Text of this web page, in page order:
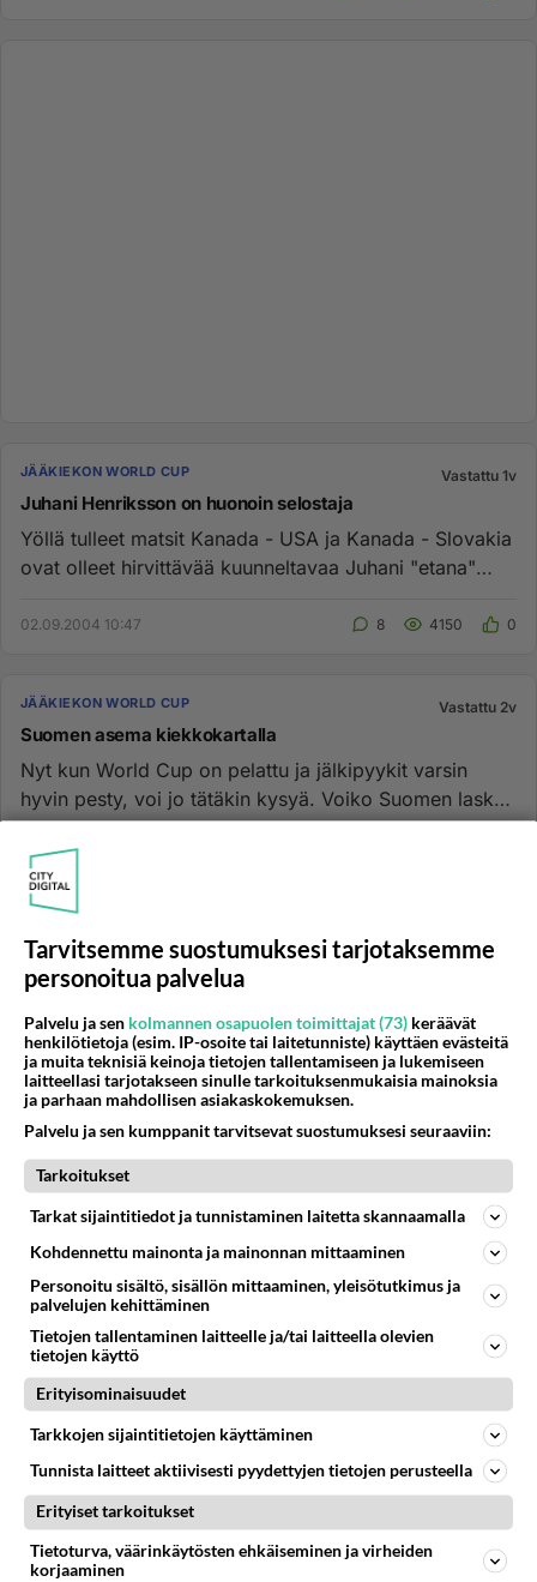
JÄÄKIEKON WORLD CUP Vastattu 1v
Juhani Henriksson on huonoin selostaja
Yöllä tulleet matsit Kanada - USA ja Kanada - Slovakia
ovat olleet hirvittävää kuunneltavaa Juhani "etana"
02.09.2004 10:47 8 4150 0
JÄÄKIEKON WORLD CUP Vastattu 2v
Suomen asema kiekkokartalla
Nyt kun World Cup on pelattu ja jälkipyykit varsin
hyvin pesty, voi jo tätäkin kysyä. Voiko Suomen laskea
jääkiekon suur...
27.09.2004 13:34
Jääkiekon MM-kisat 2023 vapaaehtoiset
akreditointitoimistoon. Kiinnostaisi tietää, että millaista
on olla vap...
mikhasik2000
25.11.2022 13:28
JÄÄKIEKON WORLD CUP Ei vastauksia
Miksi mm-kisoissa ei soiteta käärijän Cha Cha Cha
pätkiä?!!!
Voisitteko nyt soittaa Cha Cha chasta pätkiä siellä?
Täydellinen tunnelman nostatusbiisi olisi! Ja miksi ei
mitään vihre...
15.05.2023 18:29
JÄÄKIEKON WORLD CUP Vastattu 3v
Anttilaperkele
Onko muuta syytä Anttilalle olla joukkueessa kuin olla
hyvä kaveri Jalosen kanssa...
Tarvitsemme suostumuksesi tarjotaksemme
personoitua palvelua
Palvelu ja sen kolmannen osapuolen toimittajat (73) keräävät
henkilötietoja (esim. IP-osoite tai laitetunniste) käyttäen evästeitä
ja muita teknisiä keinoja tietojen tallentamiseen ja lukemiseen
laitteellasi tarjotakseen sinulle tarkoituksenmukaisia mainoksia
ja parhaan mahdollisen asiakaskokemuksen.
Palvelu ja sen kumppanit tarvitsevat suostumuksesi seuraaviin:
Tarkoitukset
Tarkat sijaintitiedot ja tunnistaminen laitetta skannaamalla
Kohdennettu mainonta ja mainonnan mittaaminen
Personoitu sisältö, sisällön mittaaminen, yleisötutkimus ja
palvelujen kehittäminen
Tietojen tallentaminen laitteelle ja/tai laitteella olevien
tietojen käyttö
Erityisominaisuudet
Tarkkojen sijaintitietojen käyttäminen
Tunnista laitteet aktiivisesti pyydettyjen tietojen perusteella
Erityiset tarkoitukset
Tietoturva, väärinkäytösten ehkäiseminen ja virheiden
korjaaminen